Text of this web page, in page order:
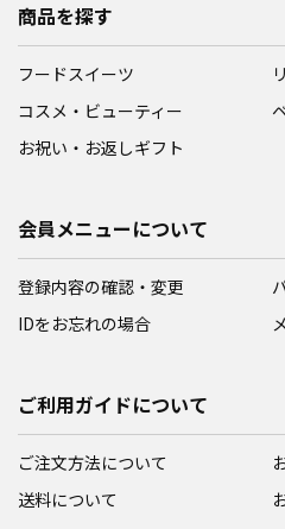
商品を探す
フードスイーツ
コスメ・ビューティー
お祝い・お返しギフト
会員メニューについて
登録内容の確認・変更
IDをお忘れの場合
ご利用ガイドについて
ご注文方法について
送料について